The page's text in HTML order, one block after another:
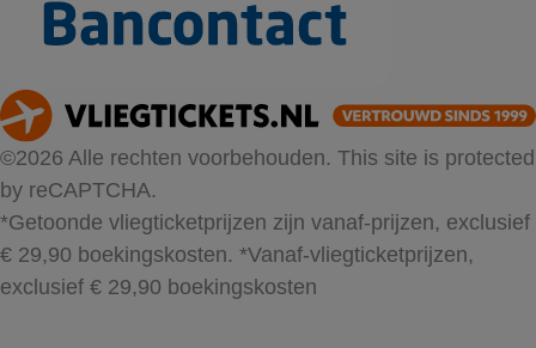
©2026 Alle rechten voorbehouden. This site is protected
by reCAPTCHA.
*Getoonde vliegticketprijzen zijn vanaf-prijzen, exclusief
€ 29,90 boekingskosten. *Vanaf-vliegticketprijzen,
exclusief € 29,90 boekingskosten